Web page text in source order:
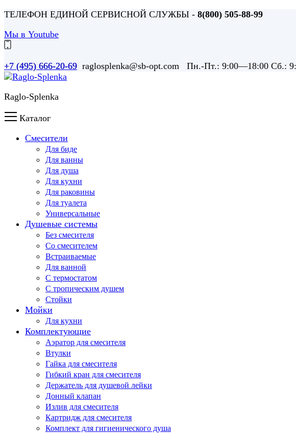
ТЕЛЕФОН ЕДИНОЙ СЕРВИСНОЙ СЛУЖБЫ - 8(800) 505-88-99
Мы в Youtube
+7 (495) 666-20-69 raglosplenka@sb-opt.com Пн.-Пт.: 9:00—18:00 Сб.:
+7 (495) 666-20-69
Raglo-Splenka
Каталог
Смесители
Для биде
Для ванны
Для душа
Для кухни
Для раковины
Для туалета
Универсальные
Душевые системы
Без смесителя
Со смесителем
Встраиваемые
Для ванной
С термостатом
С тропическим душем
Стойки
Мойки
Для кухни
Комплектующие
Аэратор для смесителя
Втулки
Гайка для смесителя
Гибкий кран для смесителя
Держатель для душевой лейки
Донный клапан
Излив для смесителя
Картридж для смесителя
Комплект для гигиенического душа